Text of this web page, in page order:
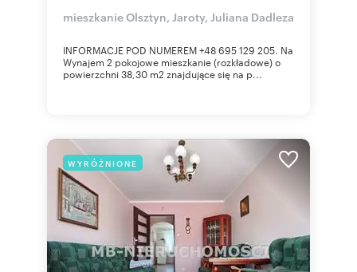
mieszkanie Olsztyn, Jaroty, Juliana Dadleza
INFORMACJE POD NUMEREM +48 695 129 205. Na
Wynajem 2 pokojowe mieszkanie (rozkładowe) o
powierzchni 38,30 m2 znajdujące się na p...
WYRÓŻNIONE